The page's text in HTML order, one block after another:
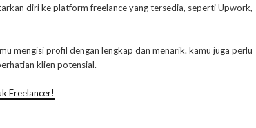
diri ke platform freelance yang tersedia, seperti Upwork,
mengisi profil dengan lengkap dan menarik. kamu juga perlu
klien potensial.
Freelancer!